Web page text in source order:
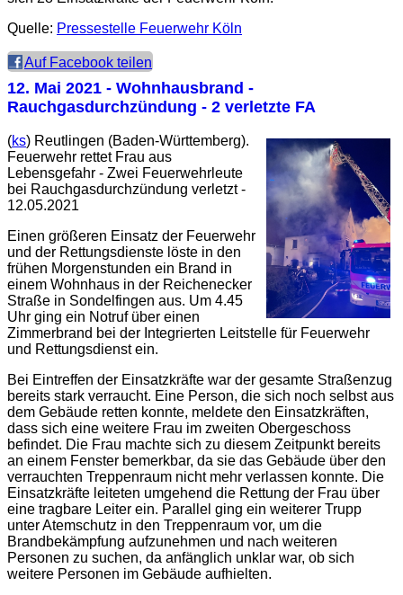
Quelle: Pressestelle Feuerwehr Köln
Auf Facebook teilen
12. Mai 2021 - Wohnhausbrand -
Rauchgasdurchzündung - 2 verletzte FA
(ks) Reutlingen (Baden-Württemberg).
Feuerwehr rettet Frau aus
Lebensgefahr - Zwei Feuerwehrleute
bei Rauchgasdurchzündung verletzt -
12.05.2021
Einen größeren Einsatz der Feuerwehr
und der Rettungsdienste löste in den
frühen Morgenstunden ein Brand in
einem Wohnhaus in der Reichenecker
Straße in Sondelfingen aus. Um 4.45
Uhr ging ein Notruf über einen
Zimmerbrand bei der Integrierten Leitstelle für Feuerwehr
und Rettungsdienst ein.
Bei Eintreffen der Einsatzkräfte war der gesamte Straßenzug
bereits stark verraucht. Eine Person, die sich noch selbst aus
dem Gebäude retten konnte, meldete den Einsatzkräften,
dass sich eine weitere Frau im zweiten Obergeschoss
befindet. Die Frau machte sich zu diesem Zeitpunkt bereits
an einem Fenster bemerkbar, da sie das Gebäude über den
verrauchten Treppenraum nicht mehr verlassen konnte. Die
Einsatzkräfte leiteten umgehend die Rettung der Frau über
eine tragbare Leiter ein. Parallel ging ein weiterer Trupp
unter Atemschutz in den Treppenraum vor, um die
Brandbekämpfung aufzunehmen und nach weiteren
Personen zu suchen, da anfänglich unklar war, ob sich
weitere Personen im Gebäude aufhielten.